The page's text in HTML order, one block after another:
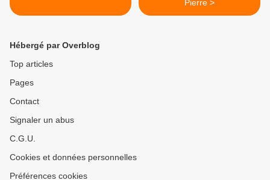
Pierre >
Hébergé par Overblog
Top articles
Pages
Contact
Signaler un abus
C.G.U.
Cookies et données personnelles
Préférences cookies